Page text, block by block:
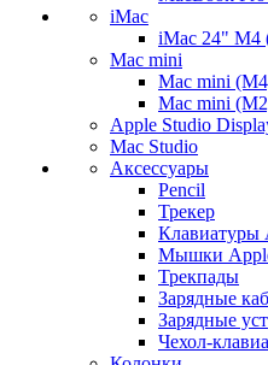
iMac
iMac 24" M4
Mac mini
Mac mini
Mac mini
Apple Studio
Mac Studio
Аксессуары
Pencil
Трекер
Клавиатуры
Мышки
Трекпады
Зарядные
Зарядные
Чехол-